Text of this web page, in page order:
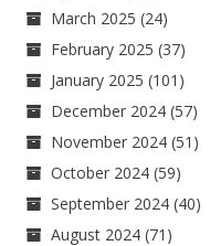
March 2025 (24)
February 2025 (37)
January 2025 (101)
December 2024 (57)
November 2024 (51)
October 2024 (59)
September 2024 (40)
August 2024 (71)